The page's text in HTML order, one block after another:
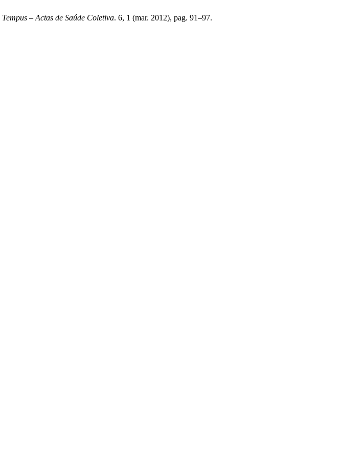
Tempus – Actas de Saúde Coletiva. 6, 1 (mar. 2012), pag. 91–97.